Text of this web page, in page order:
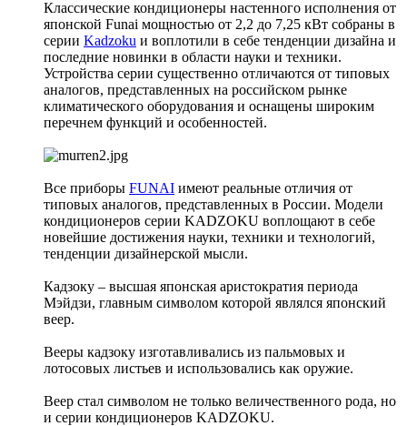
Классические кондиционеры настенного исполнения от
японской Funai мощностью от 2,2 до 7,25 кВт собраны в
серии Kadzoku и воплотили в себе тенденции дизайна и
последние новинки в области науки и техники.
Устройства серии существенно отличаются от типовых
аналогов, представленных на российском рынке
климатического оборудования и оснащены широким
перечнем функций и особенностей.
Все приборы FUNAI имеют реальные отличия от
типовых аналогов, представленных в России. Модели
кондиционеров серии KADZOKU воплощают в себе
новейшие достижения науки, техники и технологий,
тенденции дизайнерской мысли.
Кадзоку – высшая японская аристократия периода
Мэйдзи, главным символом которой являлся японский
веер.
Вееры кадзоку изготавливались из пальмовых и
лотосовых листьев и использовались как оружие.
Веер стал символом не только величественного рода, но
и серии кондиционеров KADZOKU.